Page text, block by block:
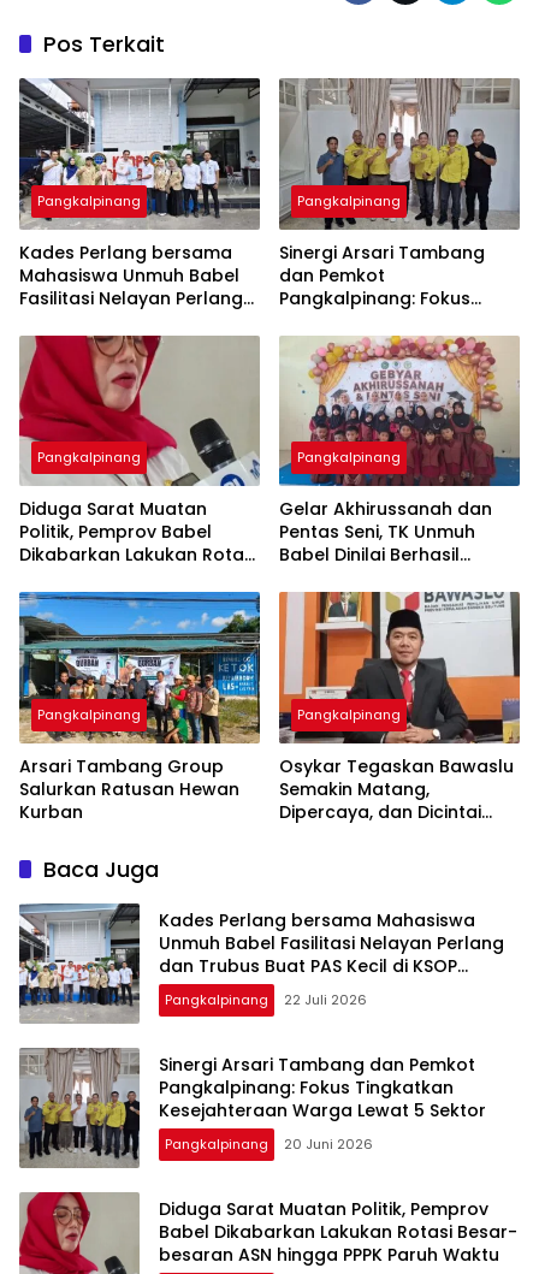
Pos Terkait
Pangkalpinang
Kades Perlang bersama
Mahasiswa Unmuh Babel
Fasilitasi Nelayan Perlang
di KSOP Pangkalbalam
Pangkalpinang
‎Sinergi Arsari Tambang
dan Pemkot
Pangkalpinang: Fokus
Pangkalpinang
‎Diduga Sarat Muatan
Politik, Pemprov Babel
Dikabarkan Lakukan Rotasi
Pangkalpinang
‎Gelar Akhirussanah dan
Pentas Seni, TK Unmuh
Babel Dinilai Berhasil
Pangkalpinang
‎Arsari Tambang Group
Salurkan Ratusan Hewan
Kurban
Pangkalpinang
Osykar Tegaskan Bawaslu
Semakin Matang,
Dipercaya, dan Dicintai
Baca Juga
Kades Perlang bersama Mahasiswa
Unmuh Babel Fasilitasi Nelayan Perlang
dan Trubus Buat PAS Kecil di KSOP
Pangkalbalam
Pangkalpinang 22 Juli 2026
‎Sinergi Arsari Tambang dan Pemkot
Pangkalpinang: Fokus Tingkatkan
Pangkalpinang 20 Juni 2026
‎Diduga Sarat Muatan Politik, Pemprov
Babel Dikabarkan Lakukan Rotasi Besar-